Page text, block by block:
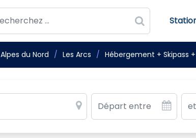
Alpes du Nord Les Arcs Hébergement + Skipass